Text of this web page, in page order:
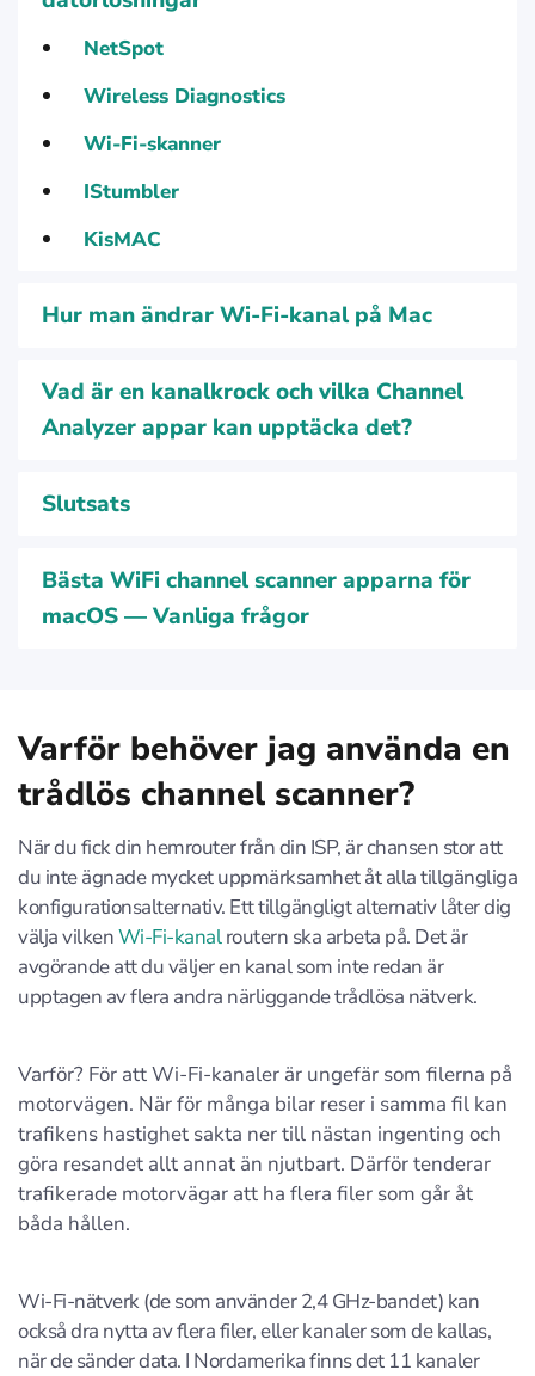
NetSpot
Wireless Diagnostics
Wi-Fi-skanner
IStumbler
KisMAC
Hur man ändrar Wi-Fi-kanal på Mac
Vad är en kanalkrock och vilka Channel
Analyzer appar kan upptäcka det?
Slutsats
Bästa WiFi channel scanner apparna för
macOS — Vanliga frågor
Varför behöver jag använda en
trådlös channel scanner?
När du fick din hemrouter från din ISP, är chansen stor att
du inte ägnade mycket uppmärksamhet åt alla tillgängliga
konfigurationsalternativ. Ett tillgängligt alternativ låter dig
välja vilkenWi-Fi-kanalroutern ska arbeta på. Det är
avgörande att du väljer en kanal som inte redan är
upptagen av flera andra närliggande trådlösa nätverk.
Varför? För att Wi-Fi-kanaler är ungefär som filerna på
motorvägen. När för många bilar reser i samma fil kan
trafikens hastighet sakta ner till nästan ingenting och
göra resandet allt annat än njutbart. Därför tenderar
trafikerade motorvägar att ha flera filer som går åt
båda hållen.
Wi-Fi-nätverk (de som använder 2,4 GHz-bandet) kan
också dra nytta av flera filer, eller kanaler som de kallas,
när de sänder data. I Nordamerika finns det 11 kanaler